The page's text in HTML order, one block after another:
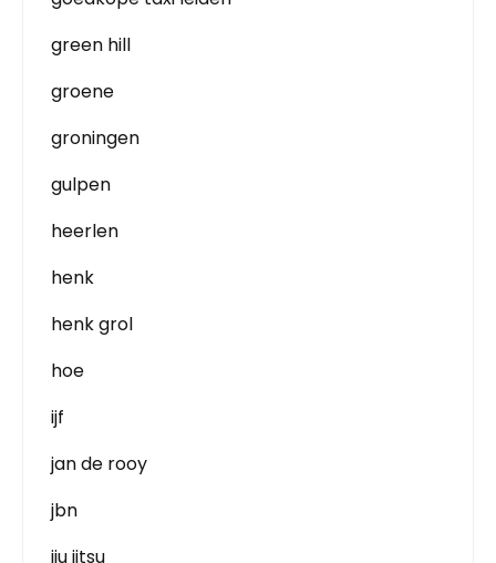
green hill
groene
groningen
gulpen
heerlen
henk
henk grol
hoe
ijf
jan de rooy
jbn
jiu jitsu